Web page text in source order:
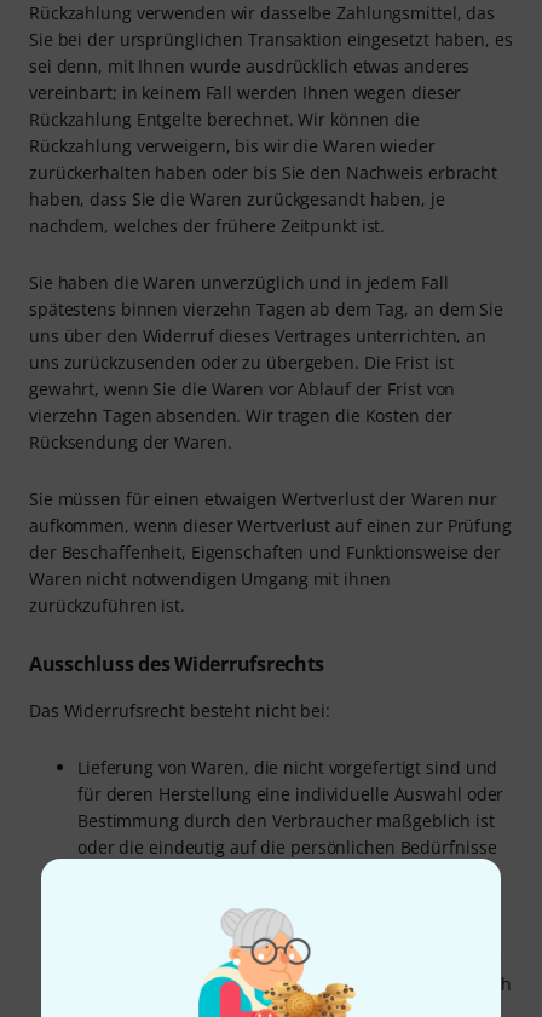
Rückzahlung verwenden wir dasselbe Zahlungsmittel, das
Sie bei der ursprünglichen Transaktion eingesetzt haben, es
sei denn, mit Ihnen wurde ausdrücklich etwas anderes
vereinbart; in keinem Fall werden Ihnen wegen dieser
Rückzahlung Entgelte berechnet. Wir können die
Rückzahlung verweigern, bis wir die Waren wieder
zurückerhalten haben oder bis Sie den Nachweis erbracht
haben, dass Sie die Waren zurückgesandt haben, je
nachdem, welches der frühere Zeitpunkt ist.
Sie haben die Waren unverzüglich und in jedem Fall
spätestens binnen vierzehn Tagen ab dem Tag, an dem Sie
uns über den Widerruf dieses Vertrages unterrichten, an
uns zurückzusenden oder zu übergeben. Die Frist ist
gewahrt, wenn Sie die Waren vor Ablauf der Frist von
vierzehn Tagen absenden. Wir tragen die Kosten der
Rücksendung der Waren.
Sie müssen für einen etwaigen Wertverlust der Waren nur
aufkommen, wenn dieser Wertverlust auf einen zur Prüfung
der Beschaffenheit, Eigenschaften und Funktionsweise der
Waren nicht notwendigen Umgang mit ihnen
zurückzuführen ist.
Ausschluss des Widerrufsrechts
Das Widerrufsrecht besteht nicht bei:
Lieferung von Waren, die nicht vorgefertigt sind und
für deren Herstellung eine individuelle Auswahl oder
Bestimmung durch den Verbraucher maßgeblich ist
oder die eindeutig auf die persönlichen Bedürfnisse
Lieferung von versiegelten Waren, die aus Gründen
des Gesundheitsschutzes oder der Hygiene nicht zur
Rückgabe geeignet sind, wenn ihre Versiegelung nach
der Lieferung entfernt wurde,